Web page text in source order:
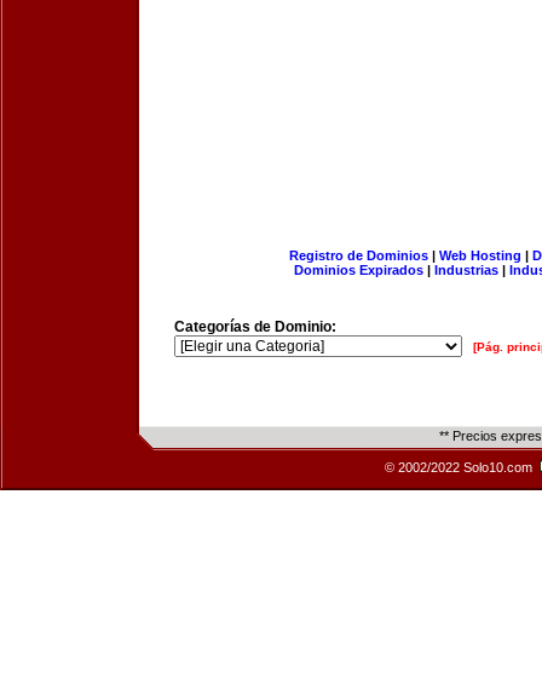
Registro de Dominios| Web Hosting |
Dominios Expirados | Industrias |
Categorías de Dominio:
[Pág.
** Precios
© 2002/2022 Solo10.com